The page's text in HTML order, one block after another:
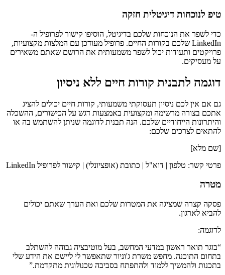
טיפ לנוכחות דיגיטלית חזקה
כדי לשפר את הנוכחות שלכם בדיגיטל, הוסיפו קישור לפרופיל ה-
LinkedIn שלכם בקורות החיים. פרופיל מעודכן עם המלצות מקצועיות,
פרויקטים ותעודות יכול לשפר משמעותית את הרושם שאתם משאירים
על מעסיקים.
דוגמה לתבנית קורות חיים ללא ניסיון
גם אם אין לכם ניסיון תעסוקתי משמעותי, קורות חיים יכולים להציג
אתכם בצורה מרשימה ומקצועית באמצעות דגש על הכישורים, ההשכלה
והיתרונות הייחודיים שלכם. הנה תבנית לדוגמה שניתן להשתמש בה או
להתאים לצרכים שלכם:
[שם מלא]
פרטי קשר: טלפון | דוא"ל | כתובת (אופציונלי) | קישור לפרופיל LinkedIn
מטרה
פסקה קצרה שמציגה את המטרות שלכם ואת הערך שאתם יכולים
להביא לארגון.
לדוגמה:
“בוגר תואר ראשון במדעי המחשב, בעל מוטיבציה גבוהה להשתלב
בתחום התוכנה. מחפש משרת ג'וניור שתאפשר לי ליישם את הידע שלי
בתכנות ולהמשיך ללמוד ולהתפתח בסביבה טכנולוגית מתקדמת.”